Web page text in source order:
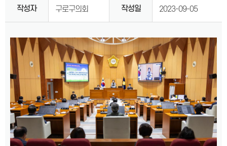
작성자 구로구의회 작성일 2023-09-05